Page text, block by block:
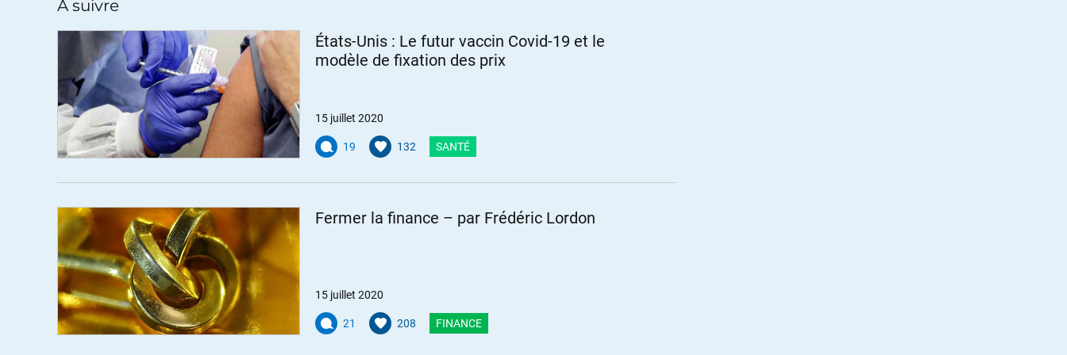
Fritz//16.07.2020 à 17h50
En effet. Le PCF a perdu Argenteuil en 2001, c’était déjà un signe. Et parmi les hommes politiques morts du
covid, on a assez peu parlé de Jean-Charles Nègre et Daniel Davisse, tous deux communistes, tous deux vice-
présidents du conseil général (de Seine-Saint-Denis et du Val-de-Marne, respectivement). Davisse avait été maire
de Choisy-le-Roi.
https://www.leparisien.fr/val-de-marne-94/choisy-le-roi-figure-du-pcf-l-ancien-maire-daniel-davisse-emporte-
ALERTER
LaurentL//16.07.2020 à 19h45
Malville Loire Atlantique , élection municipale annulée pour cause de coronavirus.
Bigre de bigre, ça devrait faire les gros titres des média dominants…
A suivre
États-Unis : Le futur vaccin Covid-19 et le
modèle de fixation des prix
15 juillet 2020
19 132 SANTÉ
Fermer la finance – par Frédéric Lordon
15 juillet 2020
21 208 FINANCE